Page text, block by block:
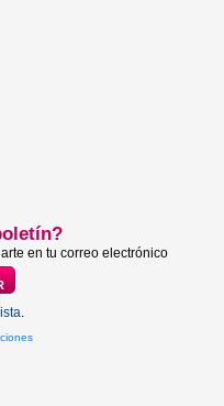
en tu correo electrónico